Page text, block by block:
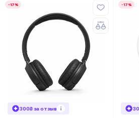
-17%
300₴ за отзыв
-17%